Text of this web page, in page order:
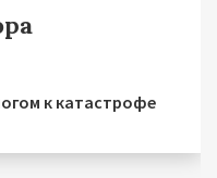
к катастрофе